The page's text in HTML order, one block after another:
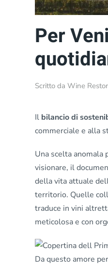
Per
Scritto da Wine Restor
Il bilancio di
commerciale e alla
Una scelta anomala
visionare, il
della vita attuale
territorio. Quelle
traduce in vini
meticolosa e con
Da questo amore